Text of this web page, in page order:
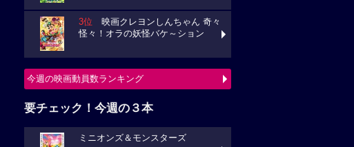
3位 映画クレヨンしんちゃん 奇々
怪々！オラの妖怪バケ～ション
今週の映画動員数ランキング
要チェック！今週の３本
ミニオンズ＆モンスターズ